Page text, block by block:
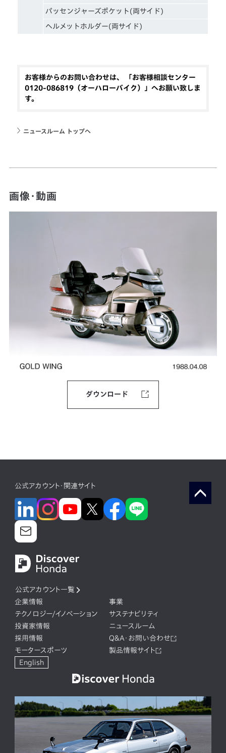
パッセンジャーズポケット(両サイド)
ヘルメットホルダー(両サイド)
お客様からのお問い合わせは、 「お客様相談センター
0120-086819（オーハローバイク）」へお願い致しま
す。
ニュースルーム トップへ
画像・動画
ダウンロード
公式アカウント・関連サイト
公式アカウント一覧
企業情報
事業
テクノロジー/イノベーション
サステナビリティ
投資家情報
ニュースルーム
採用情報
Q&A・お問い合わせ
モータースポーツ
製品情報サイト
English